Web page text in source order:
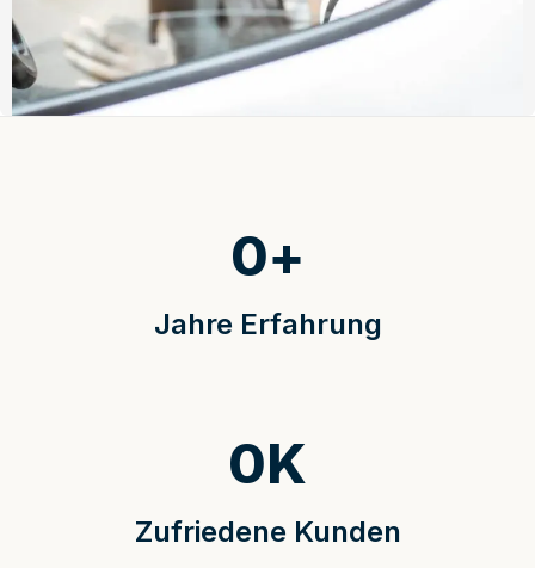
Jahre Erfahrung
0+
Zufriedene Kunden
0K